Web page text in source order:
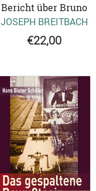
Bericht über Bruno
JOSEPH BREITBACH
€22,00